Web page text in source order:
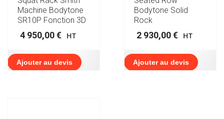
Machine Bodytone
SR10P Fonction 3D
4 950,00€ HT
Ajouter au devis
Bodytone Solid
Rock
2 930,00€ HT
Ajouter au devis